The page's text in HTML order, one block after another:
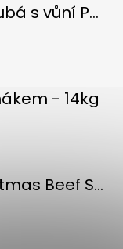
ZVERLIT červený hrubá s vůní Podestýlka kočka 10kg
- 14kg
Brit Care Cat Christmas Beef Soup 75g